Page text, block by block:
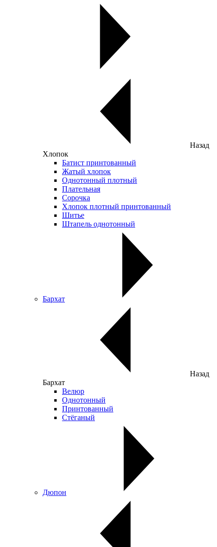
Назад
Хлопок
Батист принтованный
Жатый хлопок
Однотонный плотный
Плательная
Сорочка
Хлопок плотный принтованный
Шитье
Штапель однотонный
Бархат
Назад
Бархат
Велюр
Однотонный
Принтованный
Стёганый
Дюпон